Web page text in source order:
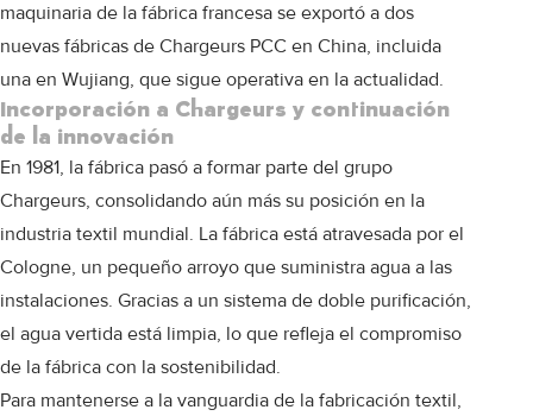
maquinaria de la fábrica francesa se exportó a dos
nuevas fábricas de Chargeurs PCC en China, incluida
una en Wujiang, que sigue operativa en la actualidad.
Incorporación a Chargeurs y continuación
de la innovación
En 1981, la fábrica pasó a formar parte del grupo
Chargeurs, consolidando aún más su posición en la
industria textil mundial. La fábrica está atravesada por el
Cologne, un pequeño arroyo que suministra agua a las
instalaciones. Gracias a un sistema de doble purificación,
el agua vertida está limpia, lo que refleja el compromiso
de la fábrica con la sostenibilidad.
Para mantenerse a la vanguardia de la fabricación textil,